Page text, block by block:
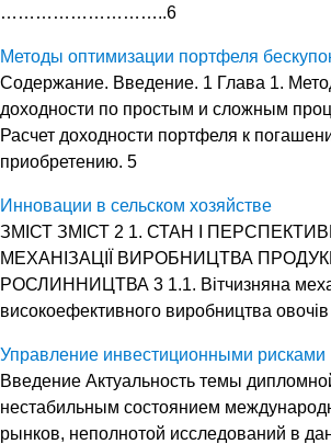
………………………..6
Методы оптимизации портфеля
Содержание. Введение. 1 Глава 1.
доходности по простым и сложным
Расчет доходности портфеля к
приобретению. 5
Инновации в сельском хозяйстве
ЗМІСТ ЗМІСТ 2 1. СТАН І
МЕХАНІЗАЦІЇ ВИРОБНИЦТВА
РОСЛИННИЦТВА 3 1.1. Вітчизняна
високоефективного виробництва
Управление инвестиционными рисками
Введение Актуальность темы
нестабильным состоянием
рынков, неполнотой исследований в